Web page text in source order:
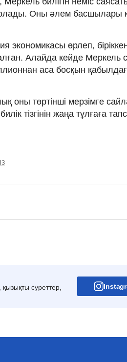
Оны әлем басшылары
экономикасы өрлеп,
Алайда кейде Меркель
аса босқын
оны төртінші мерзімге
тізгінін жаңа тұлғаға
суреттер,